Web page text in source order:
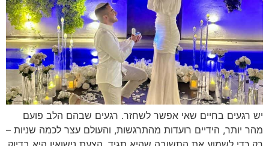
יש רגעים בחיים שאי אפשר לשחזר. רגעים שבהם הלב פועם
מהר יותר, הידיים רועדות מהתרגשות, והעולם עצר לכמה שניות –